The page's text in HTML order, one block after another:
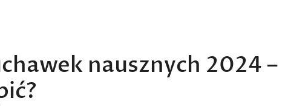
nausznych 2024 –